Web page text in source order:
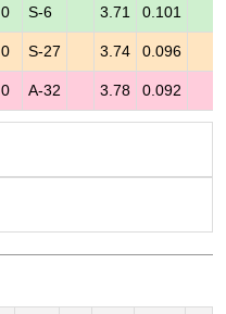
0 S-6 3.71 0.101
0 S-27 3.74 0.096
0 A-32 3.78 0.092